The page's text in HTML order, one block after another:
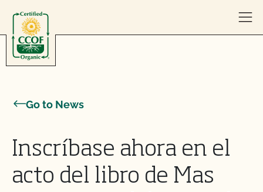
Go to News
Inscríbase ahora en el
acto del libro de Mas